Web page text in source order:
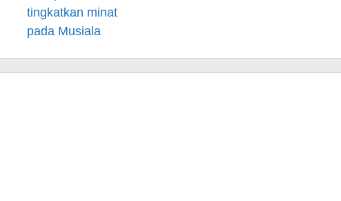
tingkatkan minat
pada Musiala